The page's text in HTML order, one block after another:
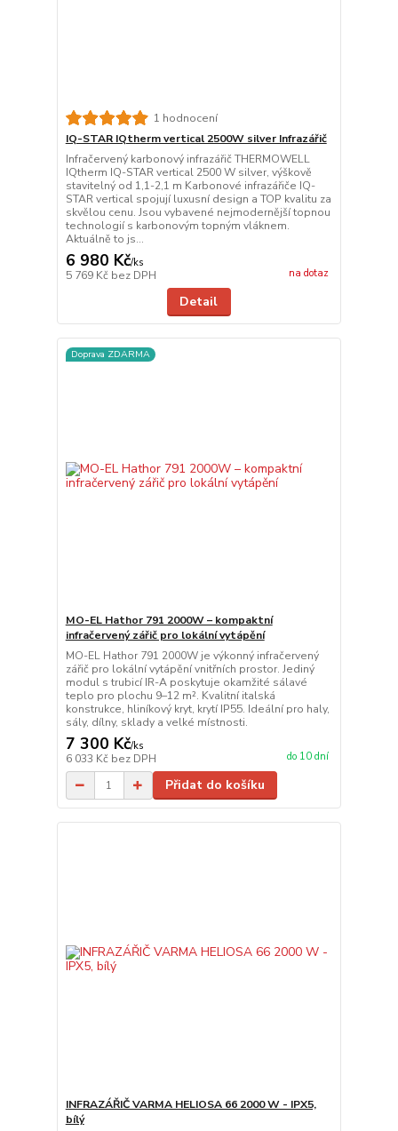
1 hodnocení
IQ-STAR IQtherm vertical 2500W silver Infrazářič
Infračervený karbonový infrazářič THERMOWELL
IQtherm IQ-STAR vertical 2500 W silver, výškově
stavitelný od 1,1-2,1 m Karbonové infrazářiče IQ-
STAR vertical spojují luxusní design a TOP kvalitu za
skvělou cenu. Jsou vybavené nejmodernější topnou
technologií s karbonovým topným vláknem.
Aktuálně to js...
6 980 Kč/ks
5 769 Kč bez DPH na dotaz
Detail
Doprava ZDARMA
MO-EL Hathor 791 2000W – kompaktní
infračervený zářič pro lokální vytápění
MO-EL Hathor 791 2000W je výkonný infračervený
zářič pro lokální vytápění vnitřních prostor. Jediný
modul s trubicí IR-A poskytuje okamžité sálavé
teplo pro plochu 9–12 m². Kvalitní italská
konstrukce, hliníkový kryt, krytí IP55. Ideální pro haly,
sály, dílny, sklady a velké místnosti.
7 300 Kč/ks
6 033 Kč bez DPH do 10 dní
Přidat do košíku
INFRAZÁŘIČ VARMA HELIOSA 66 2000 W - IPX5,
bílý